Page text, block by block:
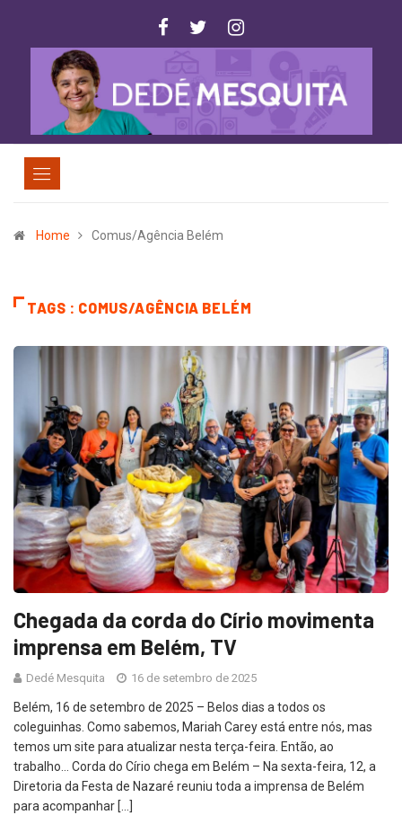
Home Comus/Agência Belém
TAGS : COMUS/AGÊNCIA BELÉM
Chegada da corda do Círio movimenta
imprensa em Belém, TV
Dedé Mesquita 16 de setembro de 2025
Belém, 16 de setembro de 2025 – Belos dias a todos os
coleguinhas. Como sabemos, Mariah Carey está entre nós, mas
temos um site para atualizar nesta terça-feira. Então, ao
trabalho… Corda do Círio chega em Belém – Na sexta-feira, 12, a
Diretoria da Festa de Nazaré reuniu toda a imprensa de Belém
para acompanhar […]